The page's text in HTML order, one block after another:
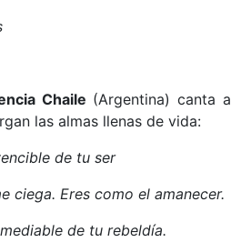
Chaile (Argentina) canta a
las almas llenas de vida:
de tu ser
ciega. Eres como el amanecer.
de tu rebeldía.